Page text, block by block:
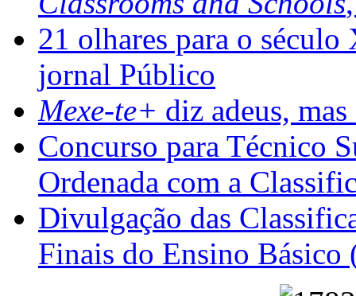
21 olhares para o
jornal Público
Mexe-te+ diz adeus,
Concurso para Técnico
Ordenada com a
Divulgação das
Finais do Ensino Básico